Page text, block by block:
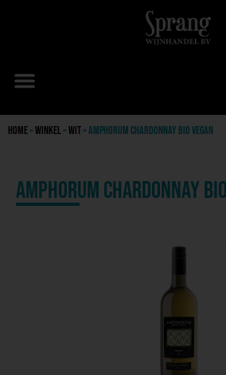
Home»Winkel»Wit»Amphorum Chardonnay Bio Vegan
Amphorum Chardonnay